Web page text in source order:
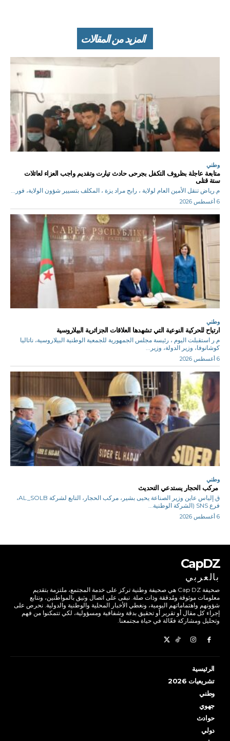
المزيد من المقالات
وطني
متابعة عاجلة بظروف التكفل بجرحى حادث تيارت وتقديم واجب العزاء لعائلات
ستة قتلى
م.رياض تنقل الأمين العام لولاية ، رابح مراد يزة ، المكلف بتسيير شؤون الولاية، فور...
6 أغسطس 2026
وطني
ارتياح للحركية النوعية التي تشهدها العلاقات الجزائرية البيلاروسية
م.ر استقبلت اليوم ، رئيسة مجلس الجمهورية للجمعية الوطنية البيلاروسية، ناتاليا
كوشانوفا، وزير الدولة، وزير...
6 أغسطس 2026
وطني
مركب الحجار يستدعي التحديث
ق.إلياس عاين وزير الصناعة يحيى بشير، مركب الحجار، التابع لشركة AL_SOLB،
فرع SNS (الشركة الوطنية...
6 أغسطس 2026
CapDZ
بالعربي
صحيفة Cap DZ هي صحيفة وطنية تركز على خدمة المجتمع، ملتزمة بتقديم
معلومات موثوقة ومُدققة وذات صلة. نبقى على اتصال وثيق بالمواطنين، ونتابع
شؤونهم واهتماماتهم اليومية، ونغطي الأخبار المحلية والوطنية والدولية. نحرص على
إجراء كل مقال أو تقرير أو تحقيق بدقة وشفافية ومسؤولية، لكي تتمكنوا من فهم
وتحليل ومشاركة فعّالة في حياة مجتمعنا.
الرئيسية
تشريعيات 2026
وطني
جهوي
حوادث
دولي